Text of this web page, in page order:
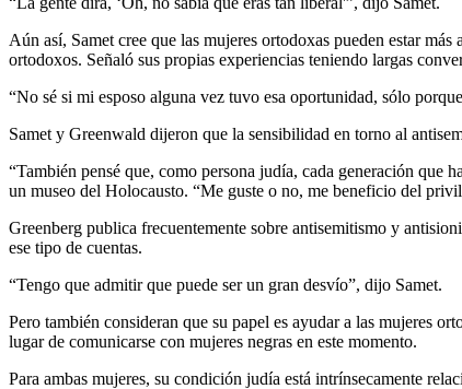
Aún así, Samet cree que las mujeres ortodoxas pueden estar
ortodoxos. Señaló sus propias experiencias teniendo largas
“No sé si mi esposo alguna vez tuvo esa oportunidad, sólo
Samet y Greenwald dijeron que la sensibilidad en torno al
“También pensé que, como persona judía, cada generación que
un museo del Holocausto. “Me guste o no, me beneficio del
Greenberg publica frecuentemente sobre antisemitismo y
ese tipo de cuentas.
“Tengo que admitir que puede ser un gran desvío”, dijo Samet.
Pero también consideran que su papel es ayudar a las mujeres
lugar de comunicarse con mujeres negras en este momento.
Para ambas mujeres, su condición judía está intrínsecamente